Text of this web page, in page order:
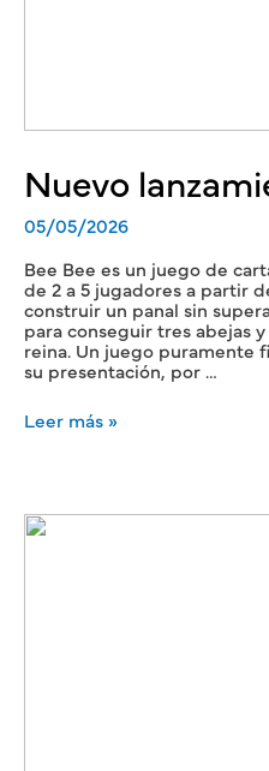
Nuevo
05/05/2026
Bee Bee es un juego de
de 2 a 5 jugadores a partir
construir un panal sin
para conseguir tres abejas
reina. Un juego puramente
su presentación, por …
Leer más »